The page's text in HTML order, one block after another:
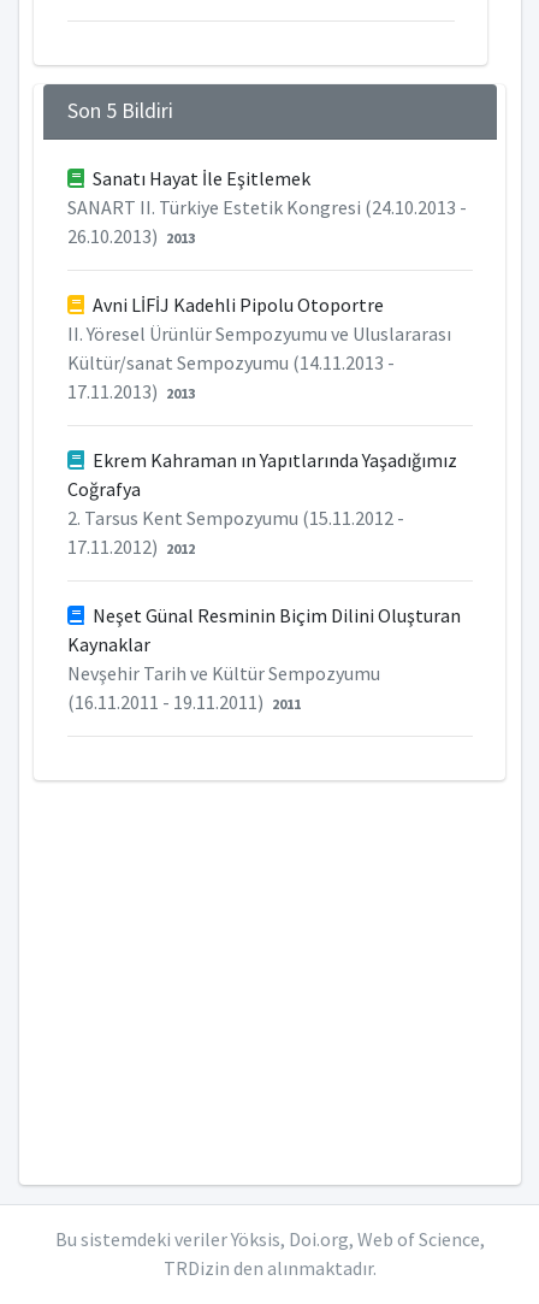
Son 5 Bildiri
Sanatı Hayat İle Eşitlemek
SANART II. Türkiye Estetik Kongresi (24.10.2013 -
26.10.2013) 2013
Avni LİFİJ Kadehli Pipolu Otoportre
II. Yöresel Ürünlür Sempozyumu ve Uluslararası
Kültür/sanat Sempozyumu (14.11.2013 -
17.11.2013) 2013
Ekrem Kahraman ın Yapıtlarında Yaşadığımız
Coğrafya
2. Tarsus Kent Sempozyumu (15.11.2012 -
17.11.2012) 2012
Neşet Günal Resminin Biçim Dilini Oluşturan
Kaynaklar
Nevşehir Tarih ve Kültür Sempozyumu
(16.11.2011 - 19.11.2011) 2011
Bu sistemdeki veriler Yöksis, Doi.org, Web of Science,
TRDizin den alınmaktadır.